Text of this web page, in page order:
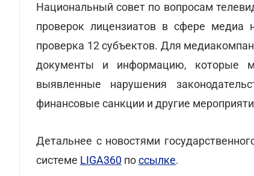
Национальный совет по вопросам
проверок лицензиатов в сфере
проверка 12 субъектов. Для
документы и информацию, которые
выявленные нарушения
финансовые санкции и другие
Детальнее с новостями
системе LIGA360 поссылке.